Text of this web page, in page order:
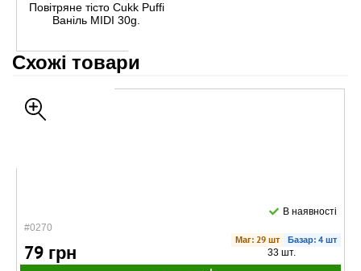
Повітряне тісто Cukk Puffi
Ваніль MIDI 30g.
Схожі товари
#0270
В наявності
Маг: 29 шт Базар: 4 шт
79 грн 33 шт.